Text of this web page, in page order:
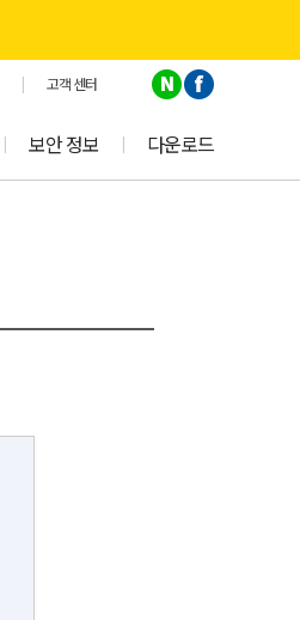
| 고객 센터
| 보안 정보 | 다운로드